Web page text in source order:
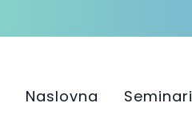
Naslovna Seminari